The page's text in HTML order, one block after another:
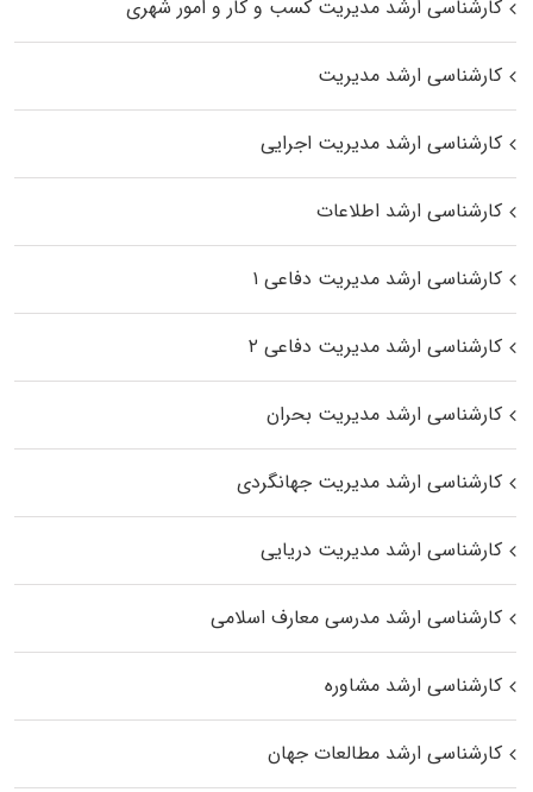
کارشناسی ارشد مدیریت کسب و کار و امور شهری
کارشناسی ارشد مدیریت
کارشناسی ارشد مدیریت اجرایی
کارشناسی ارشد اطلاعات
کارشناسی ارشد مدیریت دفاعی ۱
کارشناسی ارشد مدیریت دفاعی ۲
کارشناسی ارشد مدیریت بحران
کارشناسی ارشد مدیریت جهانگردی
کارشناسی ارشد مدیریت دریایی
کارشناسی ارشد مدرسی معارف اسلامی
کارشناسی ارشد مشاوره
کارشناسی ارشد مطالعات جهان